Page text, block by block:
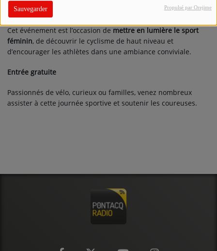
Sauvegarder Propulsé par Orejime
CONTACT
internationale.
Cet événement est l’occasion de mettre en lumière le sport
féminin, de découvrir le cyclisme de haut niveau et
d’encourager les athlètes dans une ambiance conviviale.
Entrée gratuite
Passionnés de vélo, curieux ou familles, venez nombreux
assister à cette journée sportive et soutenir les coureuses.